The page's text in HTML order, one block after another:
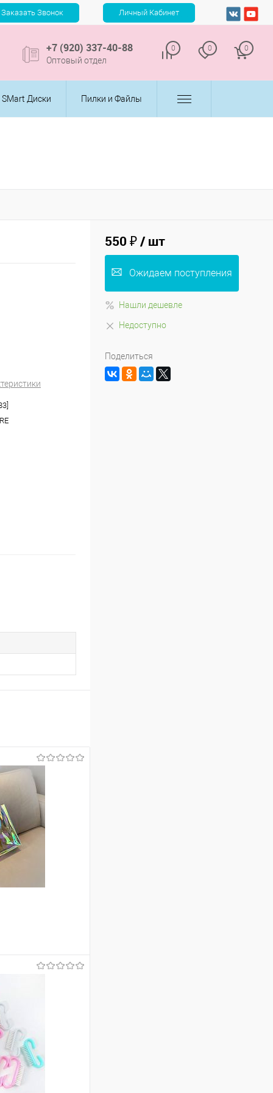
+7 (920) 337-40-88
Оптовый отдел
0 0 0
SMart Диски Пилки и Файлы
В наличии
550 ₽/ шт
Ожидаем поступления
Нашли дешевле
Недоступно
Поделиться